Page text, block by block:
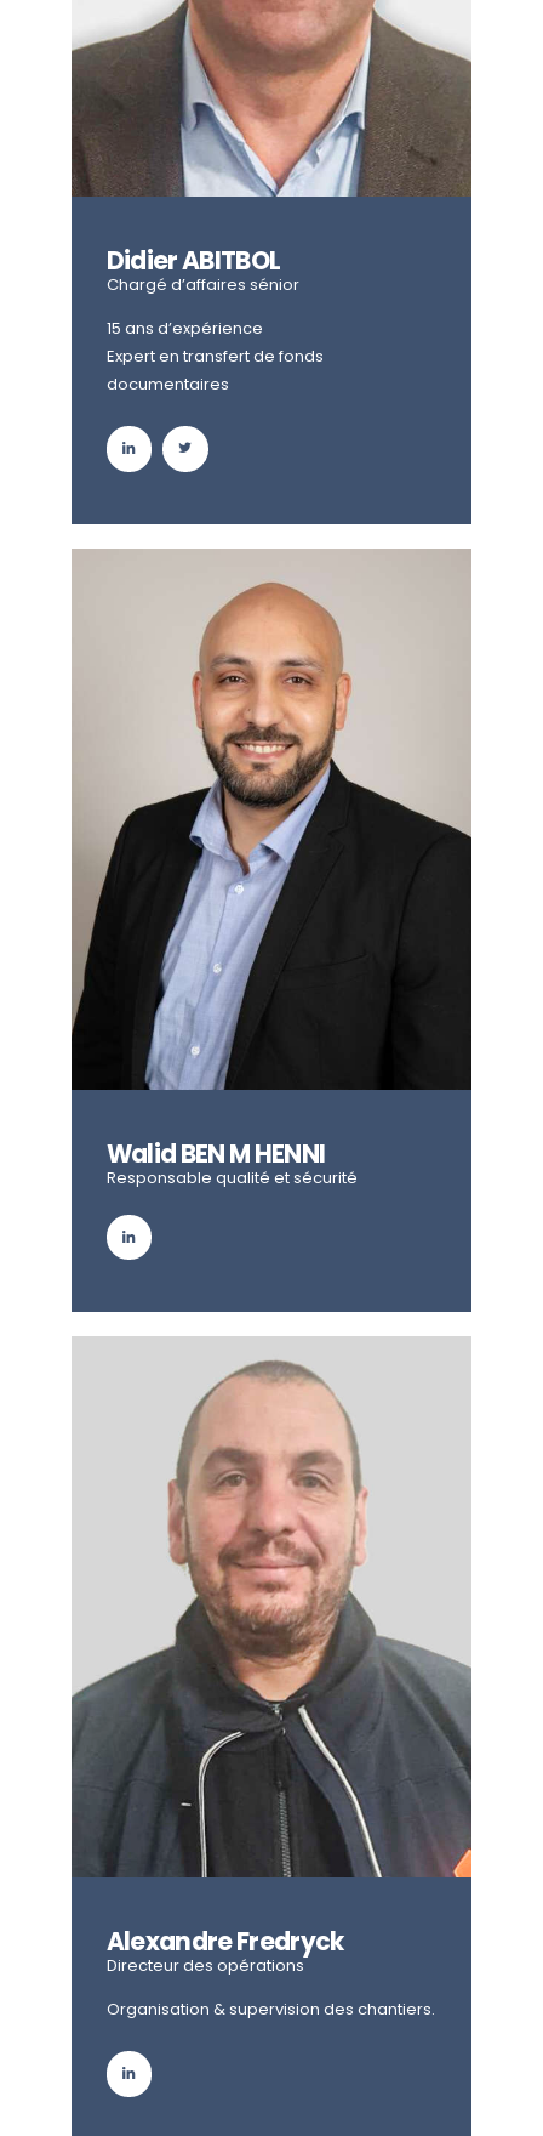
Didier ABITBOL
Chargé d’affaires sénior
15 ans d’expérience
Expert en transfert de fonds
documentaires
Walid BEN M HENNI
Responsable qualité et sécurité
Alexandre Fredryck
Directeur des opérations
Organisation & supervision des chantiers.